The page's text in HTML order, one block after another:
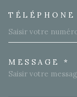
MESSAGE *